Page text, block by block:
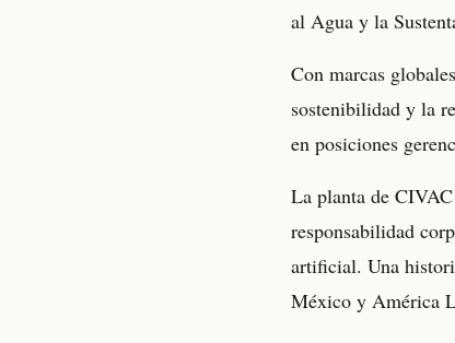
al Agua y la
Con marcas
sostenibilidad y la
en posiciones
La planta de
responsabilidad
artificial. Una
México y América